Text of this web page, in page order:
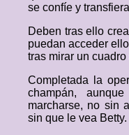
se confíe y
Deben tras ello
puedan acceder
tras mirar un
Completada la
champán,
marcharse, no sin
sin que le vea Betty.